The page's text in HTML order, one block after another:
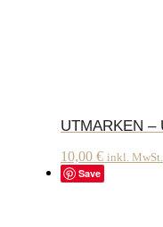
UTMARKEN –
10,00 € inkl. MwSt.
Save